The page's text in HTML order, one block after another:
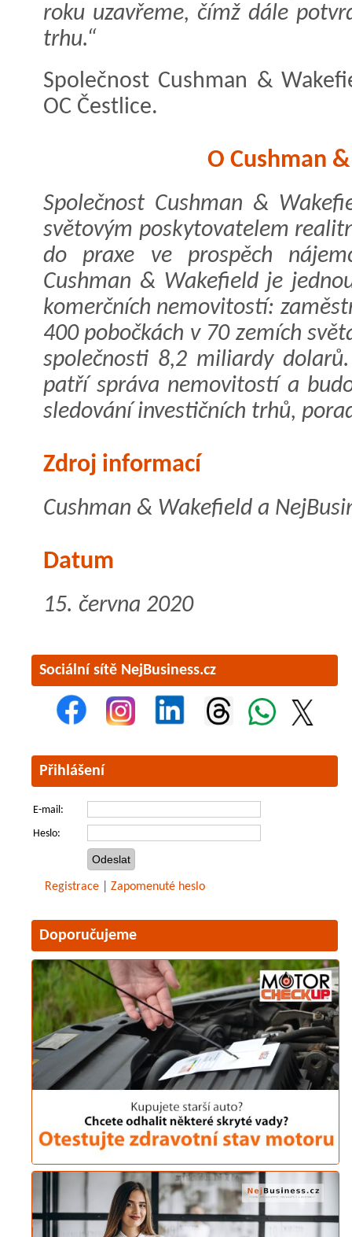
roku uzavřeme, čímž dále
trhu.“
Společnost Cushman &
OC Čestlice.
O Cushman
Společnost Cushman &
světovým poskytovatelem
do praxe ve prospěch
Cushman & Wakefield je
komerčních nemovitostí:
400 pobočkách v 70 zemích
společnosti 8,2 miliardy
patří správa nemovitostí a
sledování investičních trhů,
Zdroj informací
Cushman & Wakefield a
Datum
15. června 2020
Sociální sítě NejBusiness.cz
Přihlášení
E-mail:
Heslo:
Registrace Zapomenuté heslo
Doporučujeme